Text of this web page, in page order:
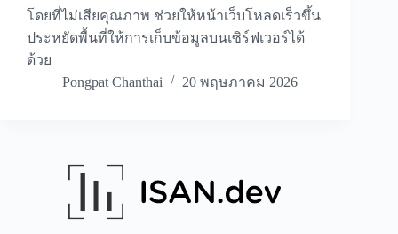
โดยที่ไม่เสียคุณภาพ ช่วยให้หน้าเว็บโหลดเร็วขึ้น
ประหยัดพื้นที่ให้การเก็บข้อมูลบนเซิร์ฟเวอร์ได้
ด้วย
Pongpat Chanthai
20 พฤษภาคม 2026